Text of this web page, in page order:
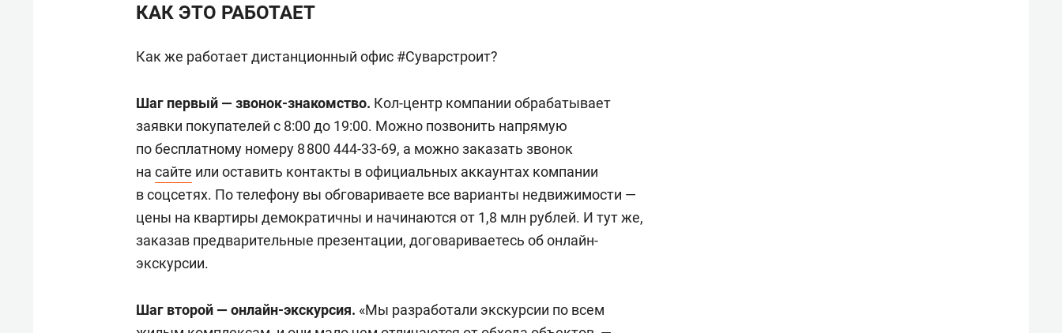
КАК ЭТО РАБОТАЕТ
Как же работает дистанционный офис #Суварстроит?
Шаг первый — звонок-знакомство. Кол-центр компании обрабатывает
заявки покупателей с 8:00 до 19:00. Можно позвонить напрямую
по бесплатному номеру 8 800 444-33-69, а можно заказать звонок
на сайте или оставить контакты в официальных аккаунтах компании
в соцсетях. По телефону вы обговариваете все варианты недвижимости —
цены на квартиры демократичны и начинаются от 1,8 млн рублей. И тут же,
заказав предварительные презентации, договариваетесь об онлайн-
экскурсии.
Шаг второй — онлайн-экскурсия. «Мы разработали экскурсии по всем